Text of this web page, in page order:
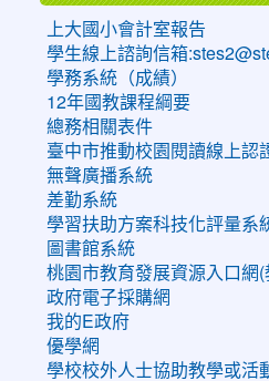
上大國小會計室報告
學生線上諮詢信箱
學務系統（成績）
12年國教課程綱要
總務相關表件
臺中市推動校園閱讀線上認
無聲廣播系統
差勤系統
學習扶助方案科技化評量系
圖書館系統
桃園市教育發展資源入口網(
政府電子採購網
我的E政府
優學網
學校校外人士協助教學或活